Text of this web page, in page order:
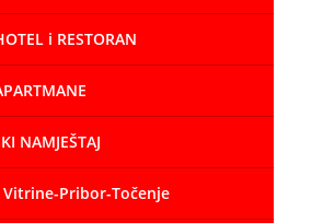
i RESTORAN
NAMJEŠTAJ
Vitrine-Pribor-Točenje